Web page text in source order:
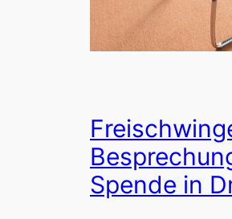
Spende in